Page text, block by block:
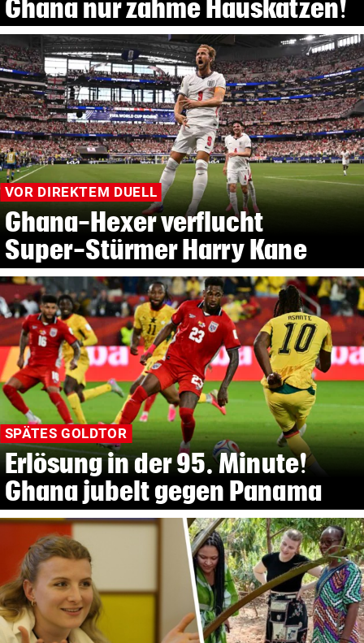
Ghana nur zahme Hauskatzen!
VOR DIREKTEM DUELL
Ghana-Hexer verflucht
Super-Stürmer Harry Kane
SPÄTES GOLDTOR
Erlösung in der 95. Minute!
Ghana jubelt gegen Panama